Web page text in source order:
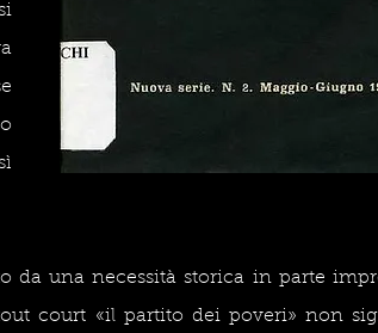
da una necessità storica in parte
court «il partito dei poveri» non